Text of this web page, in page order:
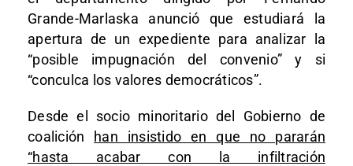
Grande-Marlaska anunció que estudiará la
apertura de un expediente para analizar la
“posible impugnación del convenio” y si
“conculca los valores democráticos”.
Desde el socio minoritario del Gobierno de
coalición han insistido en que no pararán
“hasta acabar con la infiltración